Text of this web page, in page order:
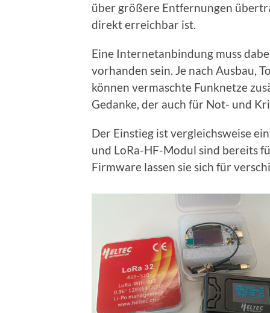
über größere Entfernungen
direkt erreichbar ist.
Eine Internetanbindung muss
vorhanden sein. Je nach Ausbau,
können vermaschte Funknetze
Gedanke, der auch für Not- und
Der Einstieg ist vergleichsweise
und LoRa-HF-Modul sind bereits
Firmware lassen sie sich für